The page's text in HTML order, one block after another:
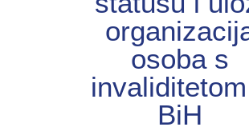
osoba s
BiH